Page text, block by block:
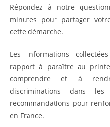
Répondez à notre
minutes pour partager
cette démarche.
Les informations
rapport à paraître au
comprendre et à
discriminations dans
recommandations pour
en France.